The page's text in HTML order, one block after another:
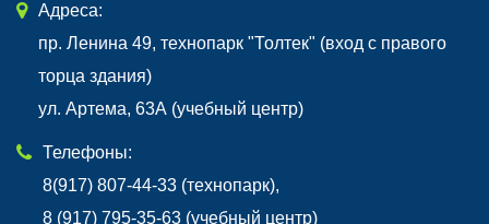
Адреса:
пр. Ленина 49, технопарк "Толтек" (вход с правого
торца здания)
ул. Артема, 63А (учебный центр)
Телефоны:
8(917) 807-44-33 (технопарк),
8 (917) 795-35-63 (учебный центр)